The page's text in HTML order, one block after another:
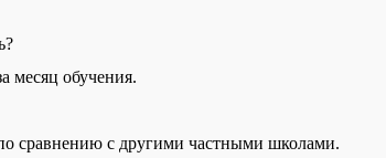
?
месяц обучения.
сравнению с другими частными школами.